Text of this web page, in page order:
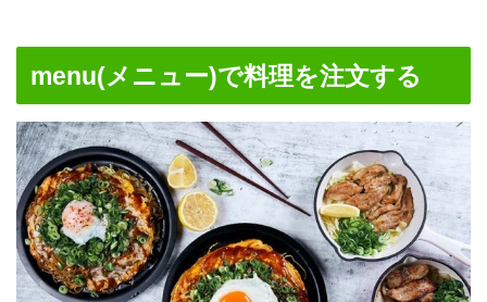
menu(メニュー)で料理を注文する